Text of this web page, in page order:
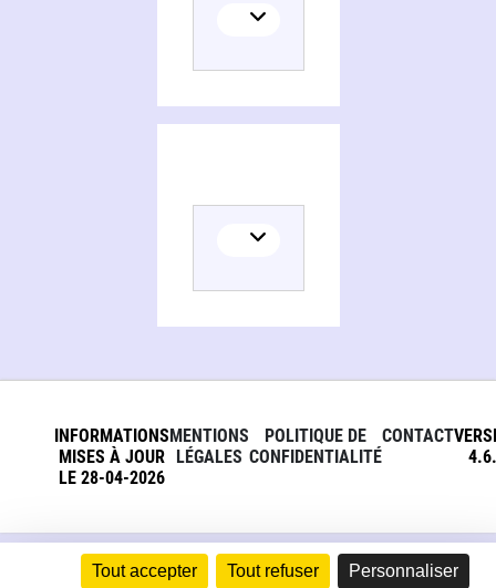
Tout accepter Tout refuser Personnaliser
INFORMATIONS
MISES À JOUR
LE 28-04-2026
MENTIONS
LÉGALES
POLITIQUE DE
CONFIDENTIALITÉ
CONTACT